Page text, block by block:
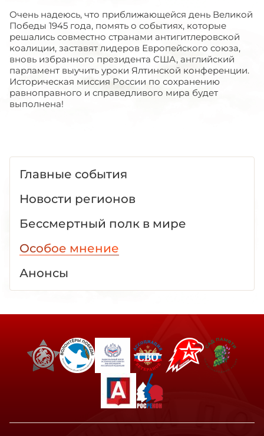
Очень надеюсь, что приближающейся день Великой
Победы 1945 года, помять о событиях, которые
решались совместно странами антигитлеровской
коалиции, заставят лидеров Европейского союза,
вновь избранного президента США, английский
парламент выучить уроки Ялтинской конференции.
Историческая миссия России по сохранению
равноправного и справедливого мира будет
выполнена!
Главные события
Новости регионов
Бессмертный полк в мире
Особое мнение
Анонсы